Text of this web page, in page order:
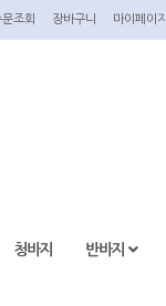
문조회 장바구니 마이페이지
청바지 반바지